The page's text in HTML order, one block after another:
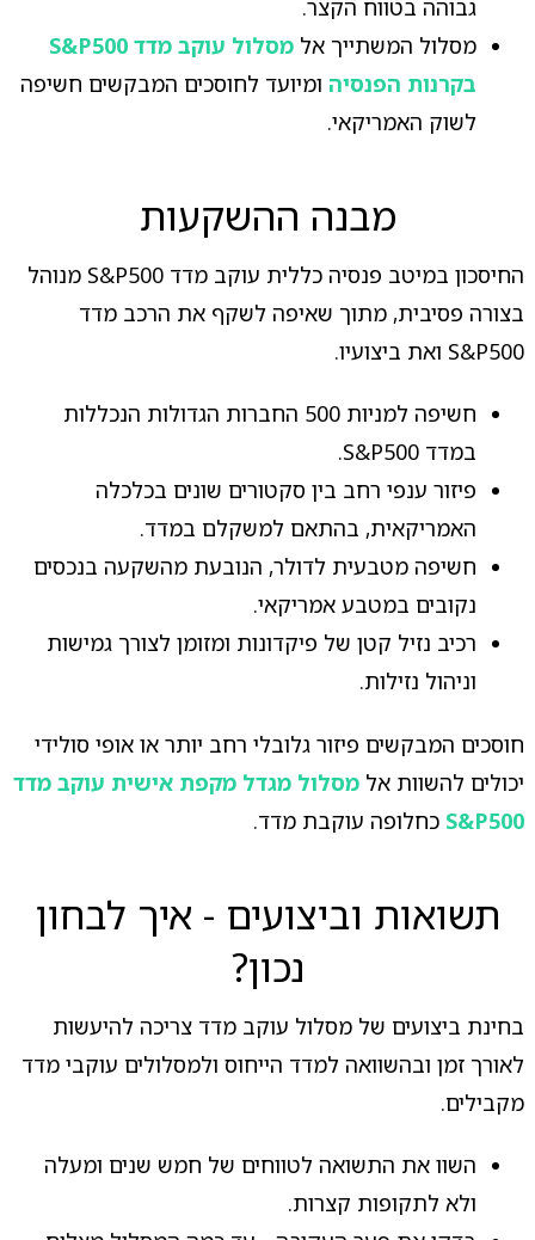
גבוהה בטווח הקצר.
מסלול המשתייך אל
מסלול עוקב מדד S&P500
בקרנות הפנסיהומיועד לחוסכים המבקשים חשיפה
לשוק האמריקאי.
מבנה ההשקעות
החיסכון במיטב פנסיה כללית עוקב מדד S&P500 מנוהל
בצורה פסיבית, מתוך שאיפה לשקף את הרכב מדד
S&P500 ואת ביצועיו.
חשיפה למניות 500 החברות הגדולות הנכללות
במדד S&P500.
פיזור ענפי רחב בין סקטורים שונים בכלכלה
האמריקאית, בהתאם למשקלם במדד.
חשיפה מטבעית לדולר, הנובעת מהשקעה בנכסים
נקובים במטבע אמריקאי.
רכיב נזיל קטן של פיקדונות ומזומן לצורך גמישות
וניהול נזילות.
חוסכים המבקשים פיזור גלובלי רחב יותר או אופי סולידי
יכולים להשוות אל מסלול מגדל מקפת אישית עוקב מדד
S&P500 כחלופה עוקבת מדד.
תשואות וביצועים - איך לבחון
נכון?
בחינת ביצועים של מסלול עוקב מדד צריכה להיעשות
לאורך זמן ובהשוואה למדד הייחוס ולמסלולים עוקבי מדד
מקבילים.
השוו את התשואה לטווחים של חמש שנים ומעלה
ולא לתקופות קצרות.